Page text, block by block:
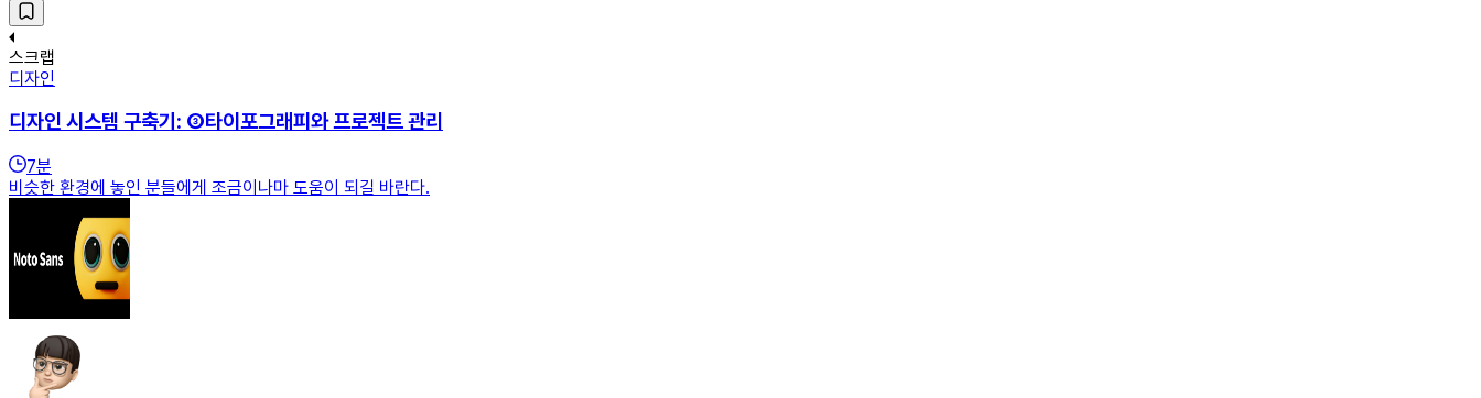
스크랩
디자인
디자인 시스템 구축기: ③타이포그래피와 프로젝트 관리
7분
비슷한 환경에 놓인 분들에게 조금이나마 도움이 되길 바란다.